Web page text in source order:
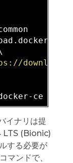
イナリは提
LTS (Bionic)
する必要が
コマンドで、